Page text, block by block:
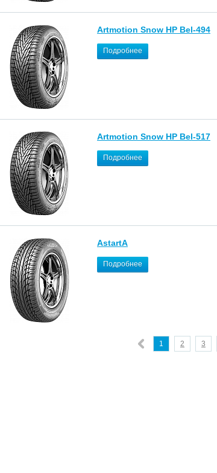
Artmotion Snow HP Bel-494
Подробнее
Artmotion Snow HP Bel-517
Подробнее
AstartA
Подробнее
1 2 3